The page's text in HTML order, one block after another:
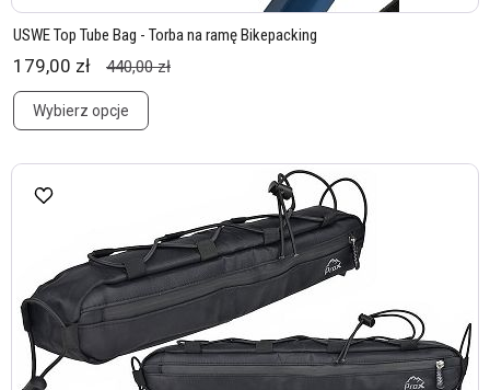
USWE Top Tube Bag - Torba na ramę Bikepacking
179,00 zł 440,00 zł
Wybierz opcje